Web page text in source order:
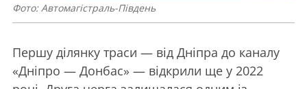
Фото: Автомагістраль-Південь
Першу ділянку траси — від Дніпра до каналу
«Дніпро — Донбас» — відкрили ще у 2022